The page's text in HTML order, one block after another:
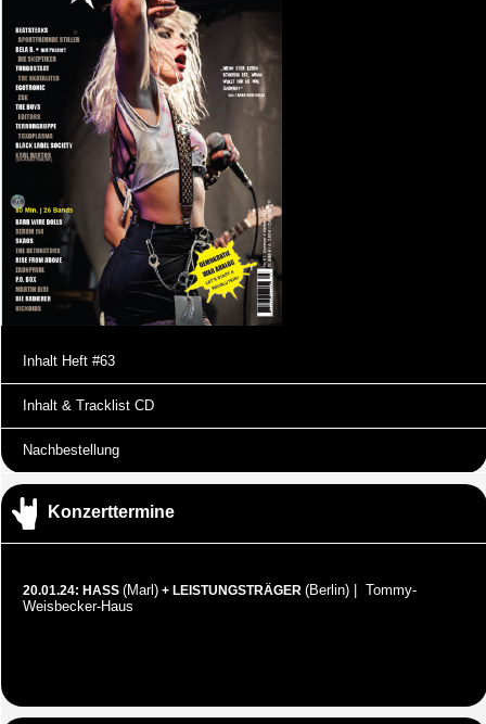
Inhalt Heft #63
Inhalt & Tracklist CD
Nachbestellung
Konzerttermine
20.01.24: HASS (Marl) + LEISTUNGSTRÄGER (Berlin) | Tommy-
Weisbecker-Haus